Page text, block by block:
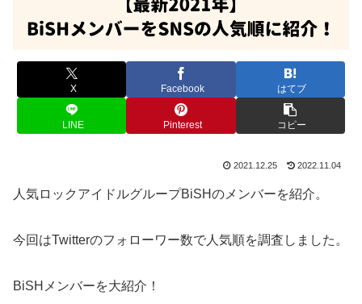
X Facebook はてブ
LINE Pinterest コピー
2021.12.25 2022.11.04
人気ロックアイドルグループBiSHのメンバーを紹介。
今回はTwitterのフォローワー数で人気順を調査しました。
BiSHメンバーを大紹介！